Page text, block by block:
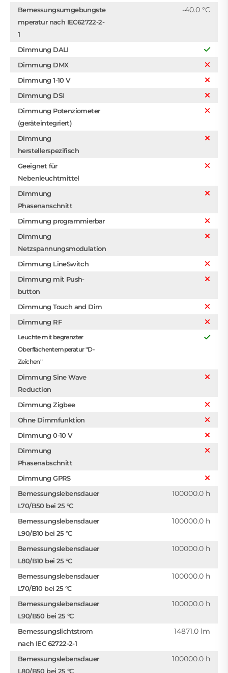
Bemessungsumgebungste
mperatur nach IEC62722-2-
1
-40.0 °C
Dimmung DALI
Dimmung DMX
Dimmung 1-10 V
Dimmung DSI
Dimmung Potenziometer
(geräteintegriert)
Dimmung
herstellerspezifisch
Geeignet für
Nebenleuchtmittel
Dimmung
Phasenanschnitt
Dimmung programmierbar
Dimmung
Netzspannungsmodulation
Dimmung LineSwitch
Dimmung mit Push-
button
Dimmung Touch and Dim
Dimmung RF
Leuchte mit begrenzter
Oberflächentemperatur "D-
Zeichen"
Dimmung Sine Wave
Reduction
Dimmung Zigbee
Ohne Dimmfunktion
Dimmung 0-10 V
Dimmung
Phasenabschnitt
Dimmung GPRS
Bemessungslebensdauer
L70/B50 bei 25 °C
100000.0 h
Bemessungslebensdauer
L90/B10 bei 25 °C
100000.0 h
Bemessungslebensdauer
L80/B10 bei 25 °C
100000.0 h
Bemessungslebensdauer
L70/B10 bei 25 °C
100000.0 h
Bemessungslebensdauer
L90/B50 bei 25 °C
100000.0 h
Bemessungslichtstrom
nach IEC 62722-2-1
14871.0 lm
Bemessungslebensdauer
L80/B50 bei 25 °C
100000.0 h